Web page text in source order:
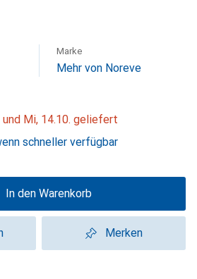
Marke
Mehr von Noreve
und Mi, 14.10. geliefert
schneller verfügbar
In den Warenkorb
Merken